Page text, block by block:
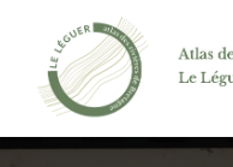
contenu
principal
Panneau de gestion des